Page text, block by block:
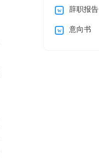
辞职报告
意向书